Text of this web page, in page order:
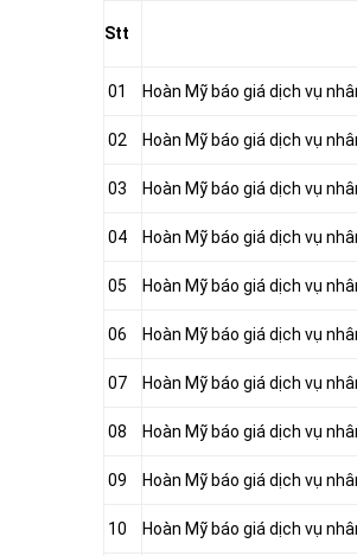
Stt
01 Hoàn Mỹ báo giá dịch vụ
02 Hoàn Mỹ báo giá dịch vụ
03 Hoàn Mỹ báo giá dịch vụ
04 Hoàn Mỹ báo giá dịch vụ
05 Hoàn Mỹ báo giá dịch vụ
06 Hoàn Mỹ báo giá dịch vụ
07 Hoàn Mỹ báo giá dịch vụ
08 Hoàn Mỹ báo giá dịch vụ
09 Hoàn Mỹ báo giá dịch vụ
10 Hoàn Mỹ báo giá dịch vụ